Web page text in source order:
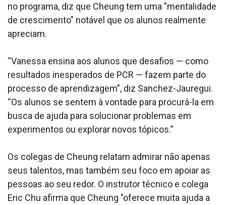
no programa, diz que Cheung tem uma "mentalidade
de crescimento" notável que os alunos realmente
apreciam.
“Vanessa ensina aos alunos que desafios — como
resultados inesperados de PCR — fazem parte do
processo de aprendizagem”, diz Sanchez-Jauregui.
“Os alunos se sentem à vontade para procurá-la em
busca de ajuda para solucionar problemas em
experimentos ou explorar novos tópicos.”
Os colegas de Cheung relatam admirar não apenas
seus talentos, mas também seu foco em apoiar as
pessoas ao seu redor. O instrutor técnico e colega
Eric Chu afirma que Cheung "oferece muita ajuda a